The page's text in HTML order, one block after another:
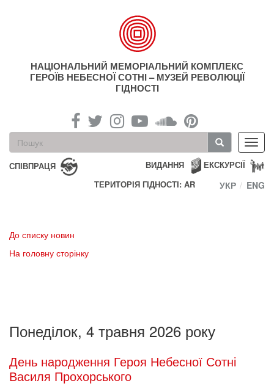
НАЦІОНАЛЬНИЙ МЕМОРІАЛЬНИЙ КОМПЛЕКС
ГЕРОЇВ НЕБЕСНОЇ СОТНІ – МУЗЕЙ РЕВОЛЮЦІЇ
ГІДНОСТІ
Пошукова
форма
Пошук
СПІВПРАЦЯ ЕКСКУРСІЇ
ВИДАННЯ
ТЕРИТОРІЯ ГІДНОСТІ: AR
УКР ENG
До списку новин
На головну сторінку
Понеділок, 4 травня 2026 року
День народження Героя Небесної Сотні
Василя Прохорського